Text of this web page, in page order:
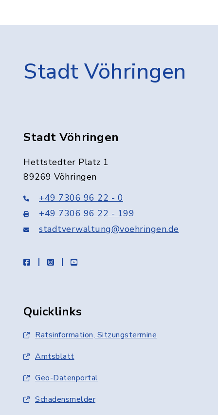
Stadt Vöhringen
Stadt Vöhringen
Hettstedter Platz 1
89269 Vöhringen
+49 7306 96 22 - 0
+49 7306 96 22 - 199
stadtverwaltung@voehringen.de
facebookinstagramyoutube
Quicklinks
Ratsinformation, Sitzungstermine
Amtsblatt
Geo-Datenportal
Schadensmelder